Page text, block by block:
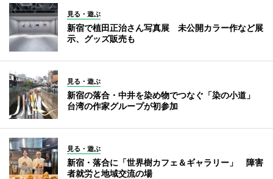
見る・遊ぶ
新宿で植田正治さん写真展 未公開カラー作など展
示、グッズ販売も
見る・遊ぶ
新宿の落合・中井を染め物でつなぐ「染の小道」
台湾の作家グループが初参加
見る・遊ぶ
新宿・落合に「世界樹カフェ＆ギャラリー」 障害
者就労と地域交流の場